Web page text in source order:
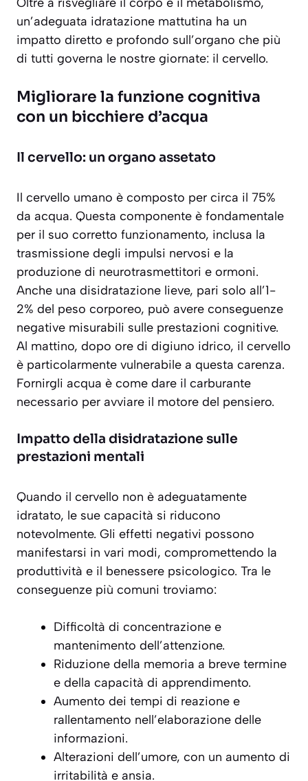
un’adeguata idratazione mattutina ha un
impatto diretto e profondo sull’organo che più
di tutti governa le nostre giornate: il cervello.
Migliorare la funzione cognitiva
con un bicchiere d’acqua
Il cervello: un organo assetato
Il cervello umano è composto per circa il 75%
da acqua. Questa componente è fondamentale
per il suo corretto funzionamento, inclusa la
trasmissione degli impulsi nervosi e la
produzione di neurotrasmettitori e ormoni.
Anche una disidratazione lieve, pari solo all’1-
2% del peso corporeo, può avere conseguenze
negative misurabili sulle prestazioni cognitive.
Al mattino, dopo ore di digiuno idrico, il cervello
è particolarmente vulnerabile a questa carenza.
Fornirgli acqua è come dare il carburante
necessario per avviare il motore del pensiero.
Impatto della disidratazione sulle
prestazioni mentali
Quando il cervello non è adeguatamente
idratato, le sue capacità si riducono
notevolmente. Gli effetti negativi possono
manifestarsi in vari modi, compromettendo la
produttività e il benessere psicologico. Tra le
conseguenze più comuni troviamo:
Difficoltà di concentrazione e
mantenimento dell’attenzione.
Riduzione della memoria a breve termine
e della capacità di apprendimento.
Aumento dei tempi di reazione e
rallentamento nell’elaborazione delle
informazioni.
Alterazioni dell’umore, con un aumento di
irritabilità e ansia.